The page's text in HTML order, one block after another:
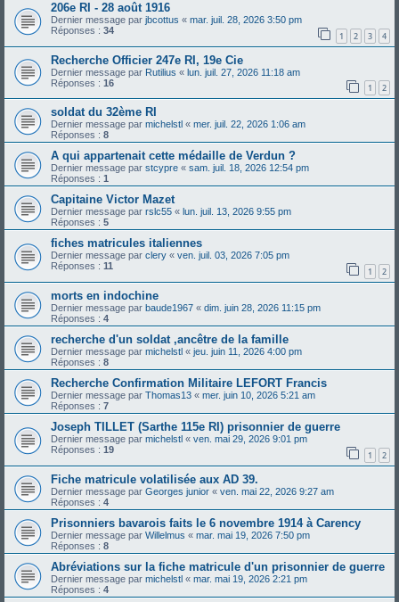
206e RI - 28 août 1916
Dernier message par jbcottus « mar. juil. 28, 2026 3:50 pm
Réponses : 34 1 2 3 4
Recherche Officier 247e RI, 19e Cie
Dernier message par Rutilius « lun. juil. 27, 2026 11:18 am
Réponses : 16 1 2
soldat du 32ème RI
Dernier message par michelstl « mer. juil. 22, 2026 1:06 am
Réponses : 8
A qui appartenait cette médaille de Verdun ?
Dernier message par stcypre « sam. juil. 18, 2026 12:54 pm
Réponses : 1
Capitaine Victor Mazet
Dernier message par rslc55 « lun. juil. 13, 2026 9:55 pm
Réponses : 5
fiches matricules italiennes
Dernier message par clery « ven. juil. 03, 2026 7:05 pm
Réponses : 11 1 2
morts en indochine
Dernier message par baude1967 « dim. juin 28, 2026 11:15 pm
Réponses : 4
recherche d'un soldat ,ancêtre de la famille
Dernier message par michelstl « jeu. juin 11, 2026 4:00 pm
Réponses : 8
Recherche Confirmation Militaire LEFORT Francis
Dernier message par Thomas13 « mer. juin 10, 2026 5:21 am
Réponses : 7
Joseph TILLET (Sarthe 115e RI) prisonnier de guerre
Dernier message par michelstl « ven. mai 29, 2026 9:01 pm
Réponses : 19 1 2
Fiche matricule volatilisée aux AD 39.
Dernier message par Georges junior « ven. mai 22, 2026 9:27 am
Réponses : 4
Prisonniers bavarois faits le 6 novembre 1914 à Carency
Dernier message par Willelmus « mar. mai 19, 2026 7:50 pm
Réponses : 8
Abréviations sur la fiche matricule d'un prisonnier de guerre
Dernier message par michelstl « mar. mai 19, 2026 2:21 pm
Réponses : 4